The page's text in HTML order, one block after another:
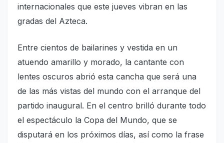
internacionales que este jueves vibran en las
gradas del Azteca.
Entre cientos de bailarines y vestida en un
atuendo amarillo y morado, la cantante con
lentes oscuros abrió esta cancha que será una
de las más vistas del mundo con el arranque del
partido inaugural. En el centro brilló durante todo
el espectáculo la Copa del Mundo, que se
disputará en los próximos días, así como la frase